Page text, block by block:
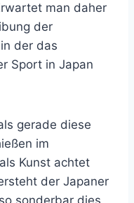
man daher
der
der das
Sport in Japan
gerade diese
im
Kunst achtet
der Japaner
sonderbar dies